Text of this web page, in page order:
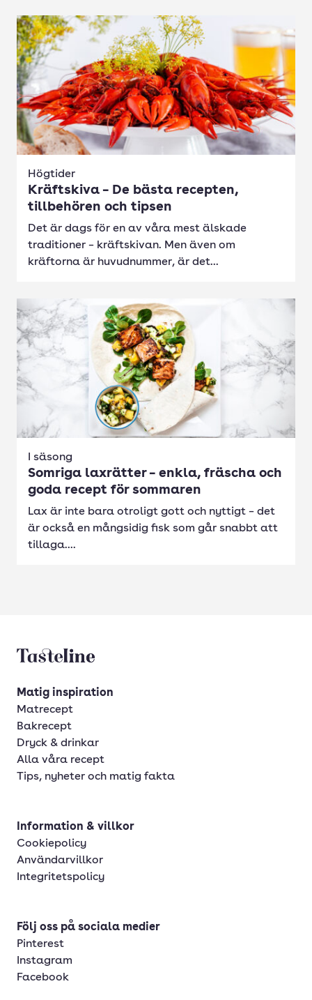
Högtider
Kräftskiva – De bästa recepten,
tillbehören och tipsen
Det är dags för en av våra mest älskade
traditioner – kräftskivan. Men även om
kräftorna är huvudnummer, är det...
I säsong
Somriga laxrätter – enkla, fräscha och
goda recept för sommaren
Lax är inte bara otroligt gott och nyttigt – det
är också en mångsidig fisk som går snabbt att
tillaga....
Tasteline startsida
Matig inspiration
Matrecept
Bakrecept
Dryck & drinkar
Alla våra recept
Tips, nyheter och matig fakta
Information & villkor
Cookiepolicy
Användarvillkor
Integritetspolicy
Följ oss på sociala medier
Pinterest
Instagram
Facebook